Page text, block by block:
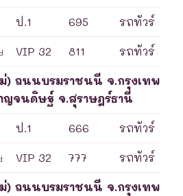
ป.1 695 รถทัวร์
VIP 32 811 รถทัวร์
) ถนนบรมราชนนี จ.กรุงเทพ
ญจนดิษฐ์ จ.สุราษฎร์ธานี
ป.1 666 รถทัวร์
VIP 32 777 รถทัวร์
) ถนนบรมราชนนี จ.กรุงเทพ